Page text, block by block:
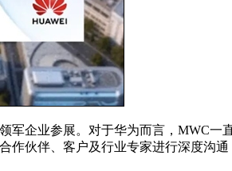
企业参展。对于华为而言，MWC一
作伙伴、客户及行业专家进行深度沟